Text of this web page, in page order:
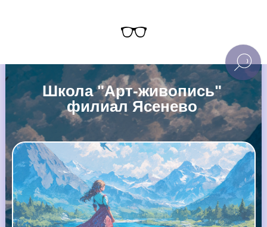
Школа "Арт-живопись"
филиал Ясенево